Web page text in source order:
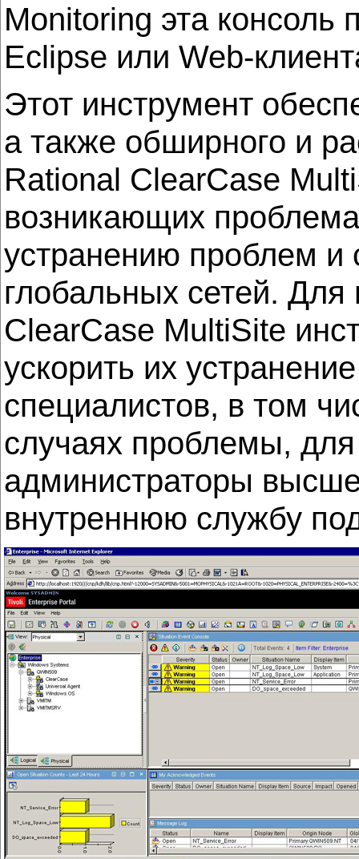
Monitoring эта консоль
Eclipse или Web-
Этот инструмент
а также обширного и
Rational ClearCase
возникающих
устранению проблем и
глобальных сетей.
ClearCase MultiSite
ускорить их
специалистов, в том
случаях проблемы,
администраторы
внутреннюю службу